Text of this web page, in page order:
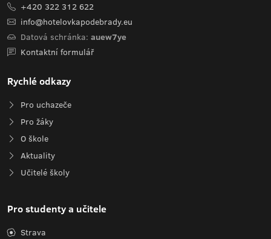
+420 322 312 622
info@hotelovkapodebrady.eu
Datová schránka: auew7ye
Kontaktní formulář
Rychlé odkazy
Pro uchazeče
Pro žáky
O škole
Aktuality
Učitelé školy
Pro studenty a učitele
Strava